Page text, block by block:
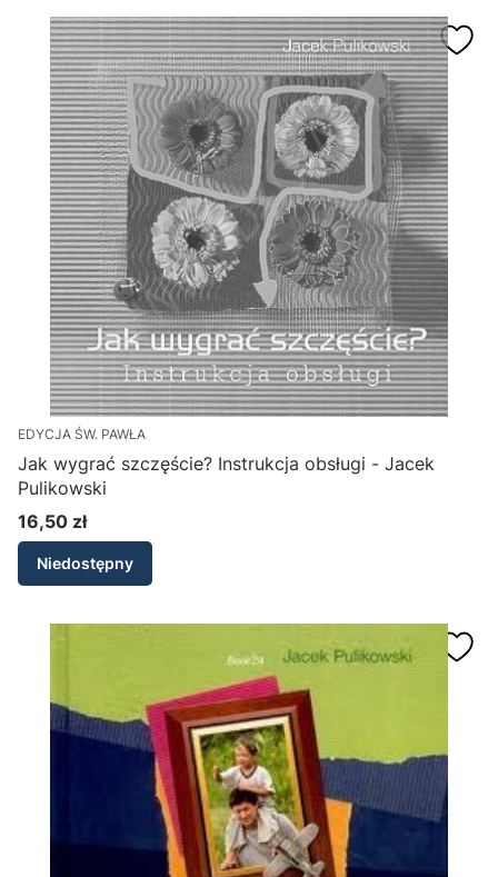
EDYCJA ŚW. PAWŁA
Jak wygrać szczęście? Instrukcja obsługi - Jacek
Pulikowski
Cena
16,50 zł
Niedostępny